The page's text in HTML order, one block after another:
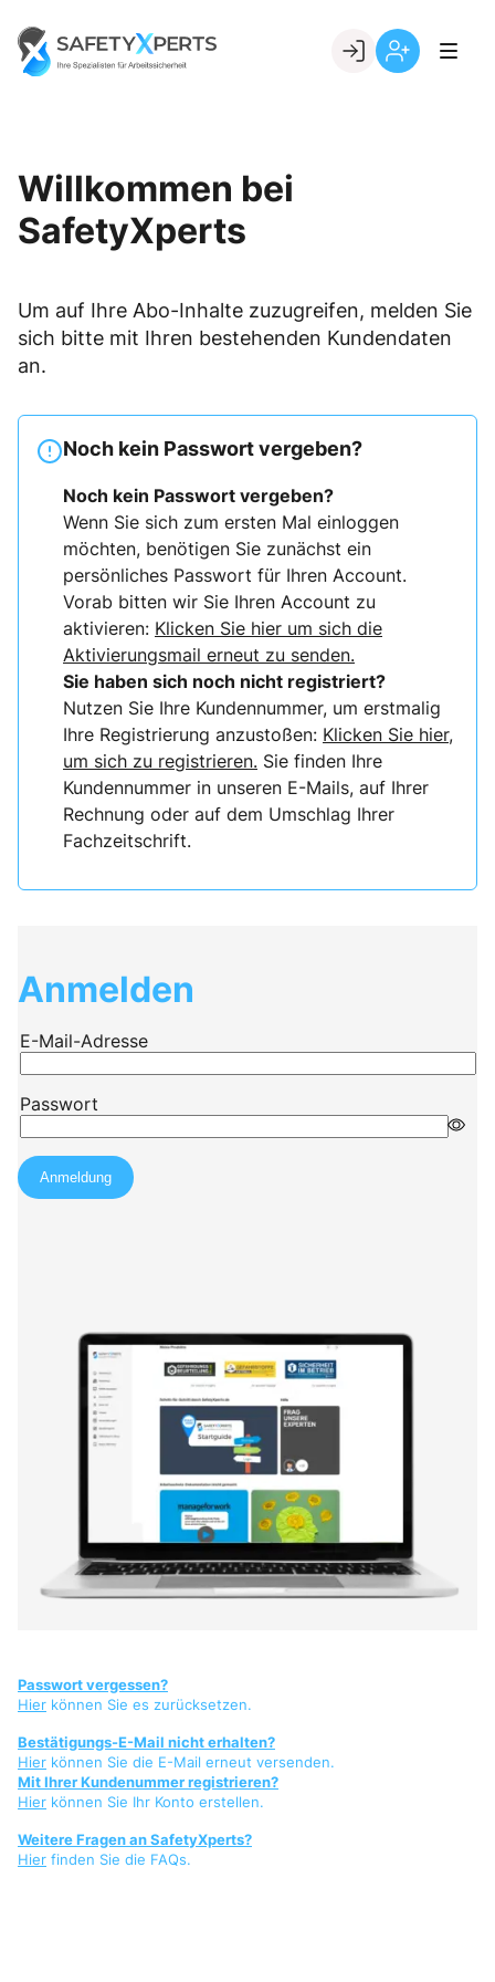
content
Go to landing page.
Willkommen bei
SafetyXperts
Um auf Ihre Abo-Inhalte zuzugreifen, melden Sie
sich bitte mit Ihren bestehenden Kundendaten
an.
Noch kein Passwort vergeben?
Noch kein Passwort vergeben?
Wenn Sie sich zum ersten Mal einloggen
möchten, benötigen Sie zunächst ein
persönliches Passwort für Ihren Account.
Vorab bitten wir Sie Ihren Account zu
aktivieren: Klicken Sie hier um sich die
Aktivierungsmail erneut zu senden.
Sie haben sich noch nicht registriert?
Nutzen Sie Ihre Kundennummer, um erstmalig
Ihre Registrierung anzustoßen: Klicken Sie hier,
um sich zu registrieren. Sie finden Ihre
Kundennummer in unseren E-Mails, auf Ihrer
Rechnung oder auf dem Umschlag Ihrer
Fachzeitschrift.
Anmelden
Passwort vergessen?
Hier können Sie es zurücksetzen.
Bestätigungs-E-Mail nicht erhalten?
Hier können Sie die E-Mail erneut versenden.
Mit Ihrer Kundenummer registrieren?
Hier können Sie Ihr Konto erstellen.
Weitere Fragen an SafetyXperts?
Hier finden Sie die FAQs.